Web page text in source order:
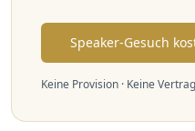
Speaker-Gesuch
Keine Provision · Keine